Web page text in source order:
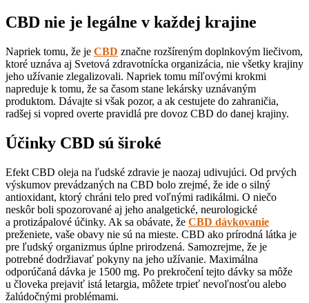
CBD nie je legálne v každej krajine
Napriek tomu, že je CBD značne rozšíreným doplnkovým liečivom,
ktoré uznáva aj Svetová zdravotnícka organizácia, nie všetky krajiny
jeho užívanie zlegalizovali. Napriek tomu míľovými krokmi
napreduje k tomu, že sa časom stane lekársky uznávaným
produktom. Dávajte si však pozor, a ak cestujete do zahraničia,
radšej si vopred overte pravidlá pre dovoz CBD do danej krajiny.
Účinky CBD sú široké
Efekt CBD oleja na ľudské zdravie je naozaj udivujúci. Od prvých
výskumov prevádzaných na CBD bolo zrejmé, že ide o silný
antioxidant, ktorý chráni telo pred voľnými radikálmi. O niečo
neskôr boli spozorované aj jeho analgetické, neurologické
a protizápalové účinky. Ak sa obávate, že CBD dávkovanie
preženiete, vaše obavy nie sú na mieste. CBD ako prírodná látka je
pre ľudský organizmus úplne prirodzená. Samozrejme, že je
potrebné dodržiavať pokyny na jeho užívanie. Maximálna
odporúčaná dávka je 1500 mg. Po prekročení tejto dávky sa môže
u človeka prejaviť istá letargia, môžete trpieť nevoľnosťou alebo
žalúdočnými problémami.